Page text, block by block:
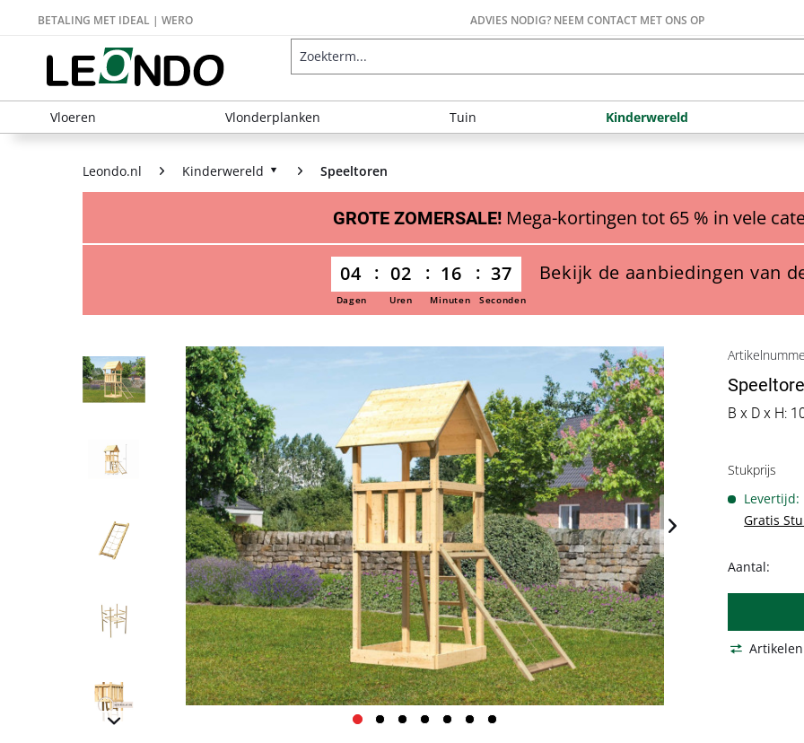
BETALING MET IDEAL | WERO ADVIES NODIG? NEEM CONTACT MET ONS OP
Vloeren Vlonderplanken Tuin Kinderwereld
Leondo.nl Kinderwereld Speeltoren
GROTE ZOMERSALE! Mega-kortingen tot 65 % in vele
04 02 16 36
Dagen Uren Minuten Seconden
Bekijk de aanbiedingen van
B x D x H:
Stukprijs
Levertijd:
Gratis
Aantal: